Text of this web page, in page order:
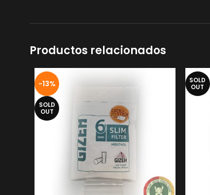
Productos relacionados
-13%
SOLD
OUT
SOLD
OUT